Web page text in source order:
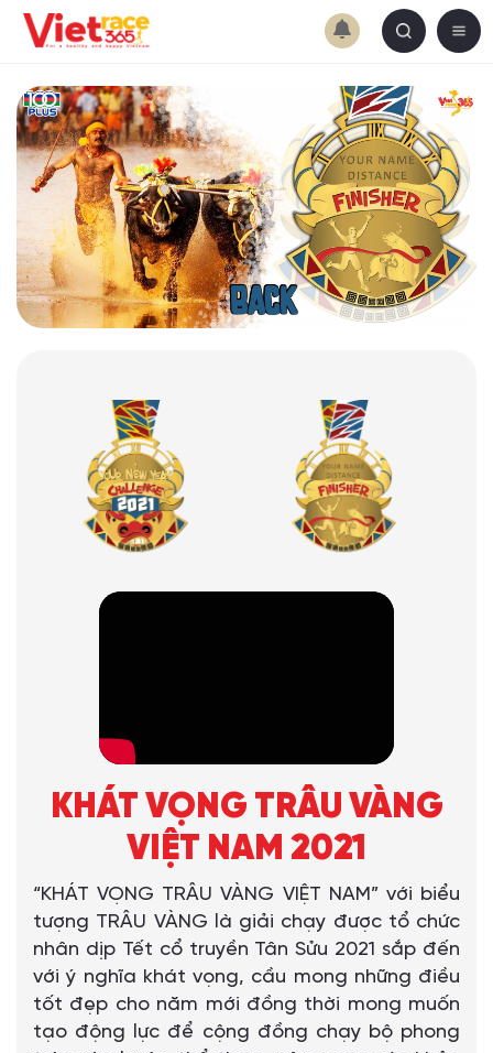
KHÁT VỌNG TRÂU VÀNG
VIỆT NAM 2021
“KHÁT VỌNG TRÂU VÀNG VIỆT NAM” với biểu
tượng TRÂU VÀNG là giải chạy được tổ chức
nhân dịp Tết cổ truyền Tân Sửu 2021 sắp đến
với ý nghĩa khát vọng, cầu mong những điều
tốt đẹp cho năm mới đồng thời mong muốn
tạo động lực để cộng đồng chạy bộ phong